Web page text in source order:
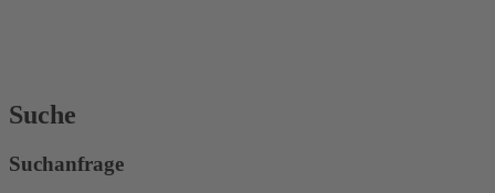
Suche
Suchanfrage